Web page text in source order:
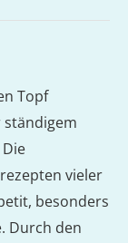
Topf
ständigem
vieler
besonders
Durch den